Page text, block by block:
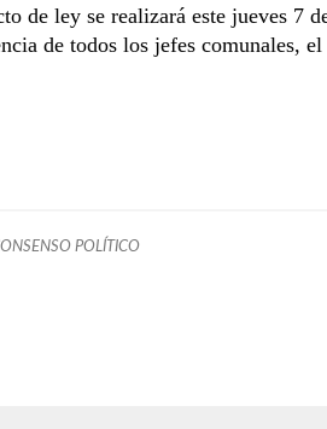
de ley se realizará este jueves 7
de todos los jefes comunales,
POLÍTICO